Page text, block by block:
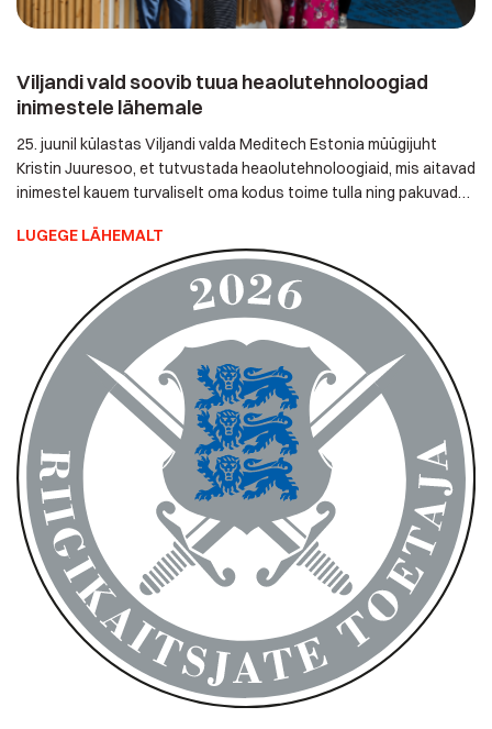
Viljandi vald soovib tuua heaolutehnoloogiad
inimestele lähemale
25. juunil külastas Viljandi valda Meditech Estonia müügijuht
Kristin Juuresoo, et tutvustada heaolutehnoloogiaid, mis aitavad
inimestel kauem turvaliselt oma kodus toime tulla ning pakuvad
osalesid Viljandi valla sotsiaaltöötajad, koduhooldustöötajad ja
eestkostespetsialistid. Tutvuti erinevate lahendustega, mis
võivad toetada eakate ja erivajadustega inimeste iseseisvat
toimetulekut ning parandada nende turvatunnet. Viljandi […]
LUGEGE LÄHEMALT